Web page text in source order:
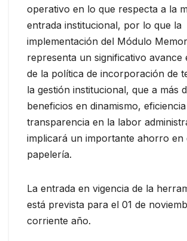
operativo en lo que respecta a la
entrada institucional, por lo que la
implementación del Módulo
representa un significativo avance
de la política de incorporación de
la gestión institucional, que a más
beneficios en dinamismo,
transparencia en la labor
implicará un importante ahorro en
papelería.
La entrada en vigencia de la
está prevista para el 01 de
corriente año.